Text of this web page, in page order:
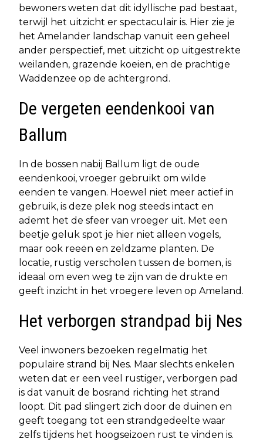
bewoners weten dat dit idyllische pad bestaat,
terwijl het uitzicht er spectaculair is. Hier zie je
het Amelander landschap vanuit een geheel
ander perspectief, met uitzicht op uitgestrekte
weilanden, grazende koeien, en de prachtige
Waddenzee op de achtergrond.
De vergeten eendenkooi van
Ballum
In de bossen nabij Ballum ligt de oude
eendenkooi, vroeger gebruikt om wilde
eenden te vangen. Hoewel niet meer actief in
gebruik, is deze plek nog steeds intact en
ademt het de sfeer van vroeger uit. Met een
beetje geluk spot je hier niet alleen vogels,
maar ook reeën en zeldzame planten. De
locatie, rustig verscholen tussen de bomen, is
ideaal om even weg te zijn van de drukte en
geeft inzicht in het vroegere leven op Ameland.
Het verborgen strandpad bij Nes
Veel inwoners bezoeken regelmatig het
populaire strand bij Nes. Maar slechts enkelen
weten dat er een veel rustiger, verborgen pad
is dat vanuit de bosrand richting het strand
loopt. Dit pad slingert zich door de duinen en
geeft toegang tot een strandgedeelte waar
zelfs tijdens het hoogseizoen rust te vinden is.